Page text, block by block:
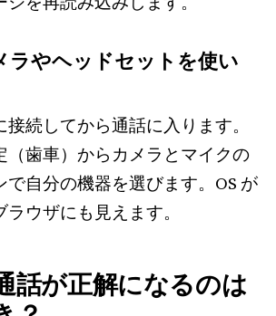
ラやヘッドセットを使い
続してから通話に入ります。
（歯車）からカメラとマイクの
で自分の機器を選びます。OS が
ウザにも見えます。
話が正解になるのは